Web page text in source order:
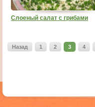
Слоеный салат с грибами
Назад 1 2 3 4